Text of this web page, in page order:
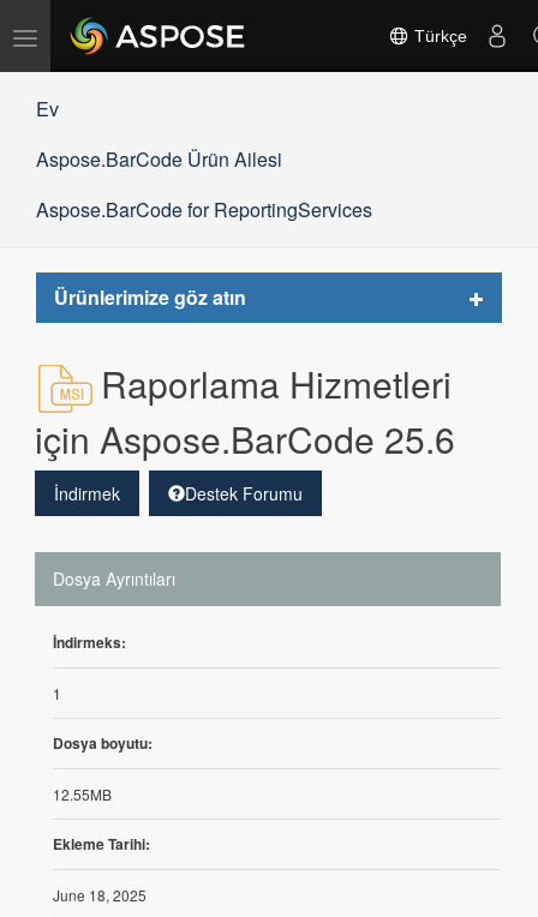
Gezinmeyi
Türkçe
Ev
Aspose.BarCode Ürün Ailesi
Aspose.BarCode for ReportingServices
Ürünlerimize göz atın
Toggle
Raporlama Hizmetleri
için Aspose.BarCode 25.6
İndirmek Destek Forumu
Dosya Ayrıntıları
İndirmeks:
1
Dosya boyutu:
12.55MB
Ekleme Tarihi:
June 18, 2025